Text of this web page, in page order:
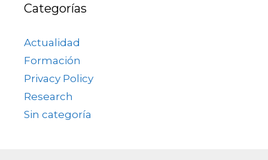
Categorías
Actualidad
Formación
Privacy Policy
Research
Sin categoría